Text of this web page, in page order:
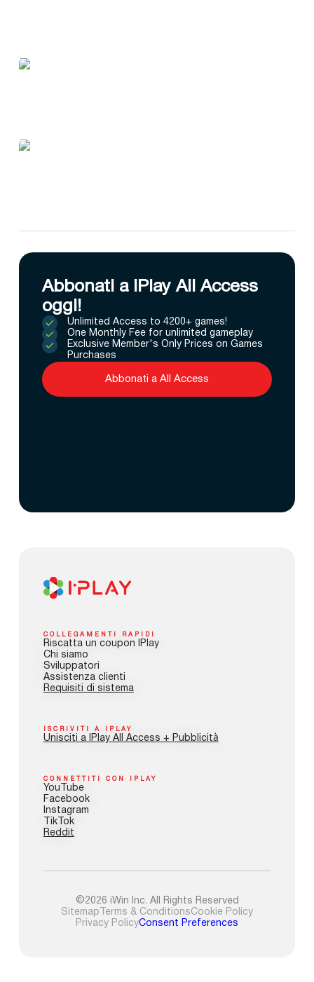
Abbonati a IPlay All Access
oggi!
Unlimited Access to 4200+ games!
One Monthly Fee for unlimited gameplay
Exclusive Member's Only Prices on Games
Purchases
Abbonati a All Access
COLLEGAMENTI RAPIDI
Riscatta un coupon IPlay
Chi siamo
Sviluppatori
Assistenza clienti
Requisiti di sistema
ISCRIVITI A IPLAY
Unisciti a IPlay All Access + Pubblicità
CONNETTITI CON IPLAY
YouTube
Facebook
Instagram
TikTok
Reddit
©2026 iWin Inc. All Rights Reserved
Sitemap Terms & ConditionsCookie Policy
Privacy PolicyConsent Preferences